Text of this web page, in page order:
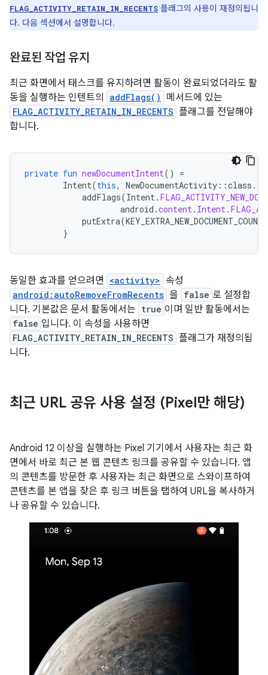
FLAG_ACTIVITY_RETAIN_IN_RECENTS 플래그의 사용이 재정의됩니
다. 다음 섹션에서 설명합니다.
완료된 작업 유지
최근 화면에서 태스크를 유지하려면 활동이 완료되었더라도 활
동을 실행하는 인텐트의
addFlags() 메서드에 있는
FLAG_ACTIVITY_RETAIN_IN_RECENTS 플래그를 전달해야
합니다.
private fun newDocumentIntent()
=
Intent(this, NewDocumentActivity ::class .
addFlags(Intent .
android .content . Intent .
putExtra(
}
동일한 효과를 얻으려면 <activity> 속성
android:autoRemoveFromRecents 을 false 로 설정합
니다. 기본값은 문서 활동에서는 true 이며 일반 활동에서는
false 입니다. 이 속성을 사용하면
FLAG_ACTIVITY_RETAIN_IN_RECENTS 플래그가 재정의됩
니다.
최근 URL 공유 사용 설정 (Pixel만 해당)
Android 12 이상을 실행하는 Pixel 기기에서 사용자는 최근 화
면에서 바로 최근 본 웹 콘텐츠 링크를 공유할 수 있습니다. 앱
의 콘텐츠를 방문한 후 사용자는 최근 화면으로 스와이프하여
콘텐츠를 본 앱을 찾은 후 링크 버튼을 탭하여 URL을 복사하거
나 공유할 수 있습니다.